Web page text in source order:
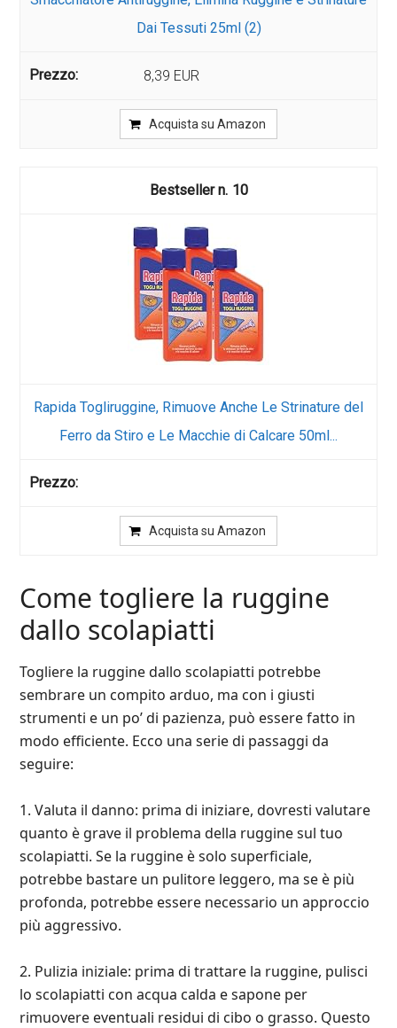
Dai Tessuti 25ml (2)
8,39 EUR
Acquista su Amazon
10
Rapida Togliruggine, Rimuove Anche Le Strinature del
Ferro da Stiro e Le Macchie di Calcare 50ml...
Acquista su Amazon
Come togliere la ruggine
dallo scolapiatti
Togliere la ruggine dallo scolapiatti potrebbe
sembrare un compito arduo, ma con i giusti
strumenti e un po’ di pazienza, può essere fatto in
modo efficiente. Ecco una serie di passaggi da
seguire:
1. Valuta il danno: prima di iniziare, dovresti valutare
quanto è grave il problema della ruggine sul tuo
scolapiatti. Se la ruggine è solo superficiale,
potrebbe bastare un pulitore leggero, ma se è più
profonda, potrebbe essere necessario un approccio
più aggressivo.
2. Pulizia iniziale: prima di trattare la ruggine, pulisci
lo scolapiatti con acqua calda e sapone per
rimuovere eventuali residui di cibo o grasso. Questo